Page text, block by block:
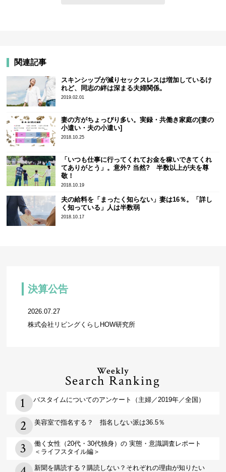
関連記事
スキンシップが減りセックスレスは増加しているけ
れど、同志の絆は深まる夫婦関係。
2019.02.01
妻の方がちょっぴり多い。実録・共働き家庭の[妻の
小遣い・夫の小遣い]
2018.10.25
「いつも仕事に行ってくれてお金を稼いできてくれ
てありがとう」。意外? 当然? 半数以上が夫を尊
敬！
2018.10.19
夫の給料を「まったく知らない」妻は16％。「詳し
く知っている」人は半数弱
2018.10.17
決算公告
2026.07.27
株式会社リビングくらしHOW研究所
Weekly
Search Ranking
バスタイムについてのアンケート（主婦／2019年／全国）
美容室で指名する？ 指名しない派は36.5％
働く女性（20代・30代独身）の 実態・意識調査レポート
＜ライフスタイル編＞
新聞を購読する？購読しない？それぞれの理由が知りたい